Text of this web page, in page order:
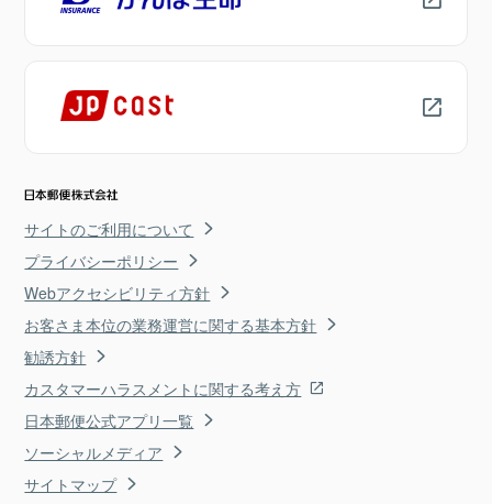
サイトのご利用について
プライバシーポリシー
Webアクセシビリティ方針
お客さま本位の業務運営に関する基本方針
勧誘方針
カスタマーハラスメントに関する考え方
日本郵便公式アプリ一覧
ソーシャルメディア
サイトマップ